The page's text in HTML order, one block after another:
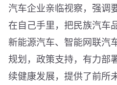
汽车企业亲临视察，强调
在自己手里，把民族汽车
新能源汽车、智能网联汽
规划，政策支持，有力部
续健康发展，提供了前所